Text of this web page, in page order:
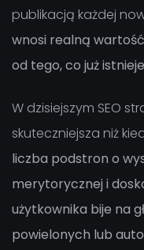
publikacją każdej
wnosi realną
od tego, co już
W dzisiejszym SEO
skuteczniejsza niż
liczba podstron o
merytorycznej i
użytkownika bije na
powielonych lub